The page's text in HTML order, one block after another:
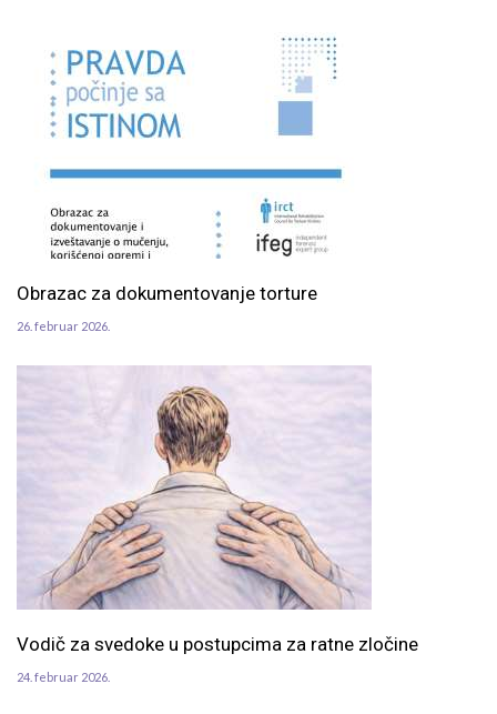
Obrazac za dokumentovanje torture
26. februar 2026.
Vodič za svedoke u postupcima za ratne zločine
24. februar 2026.